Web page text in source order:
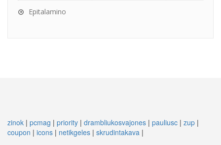
Epitalamino
zinok | pcmag | priority | drambliukosvajones | pauliusc | zup |
coupon | icons | netikgeles | skrudintakava |